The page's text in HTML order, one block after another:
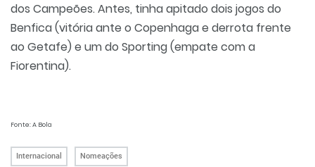
dos Campeões. Antes, tinha apitado dois jogos do
Benfica (vitória ante o Copenhaga e derrota frente
ao Getafe) e um do Sporting (empate com a
Fiorentina).
Fonte: A Bola
Internacional Nomeações